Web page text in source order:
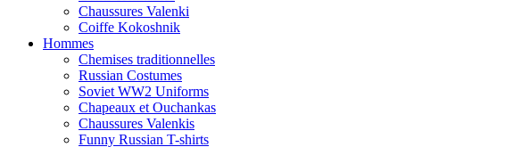
Chaussures Valenki
Coiffe Kokoshnik
Hommes
Chemises traditionnelles
Russian Costumes
Soviet WW2 Uniforms
Chapeaux et Ouchankas
Chaussures Valenkis
Funny Russian T-shirts